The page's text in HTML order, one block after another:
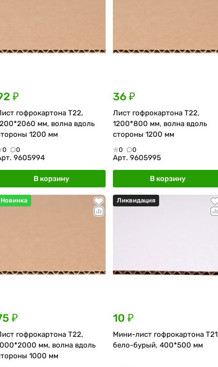
₽
гофрокартона Т22,
мм, волна вдоль
1200 мм
0 0
9605994
В корзину
36 ₽
Лист гофрокартона Т22,
1200*800 мм, волна вдоль
стороны 1200 мм
0 0
Арт. 9605995
В корзину
Новинка
₽
гофрокартона Т22,
мм, волна вдоль
1000 мм
Ликвидация
10 ₽
Мини-лист гофрокартона
бело-бурый, 400*500 мм